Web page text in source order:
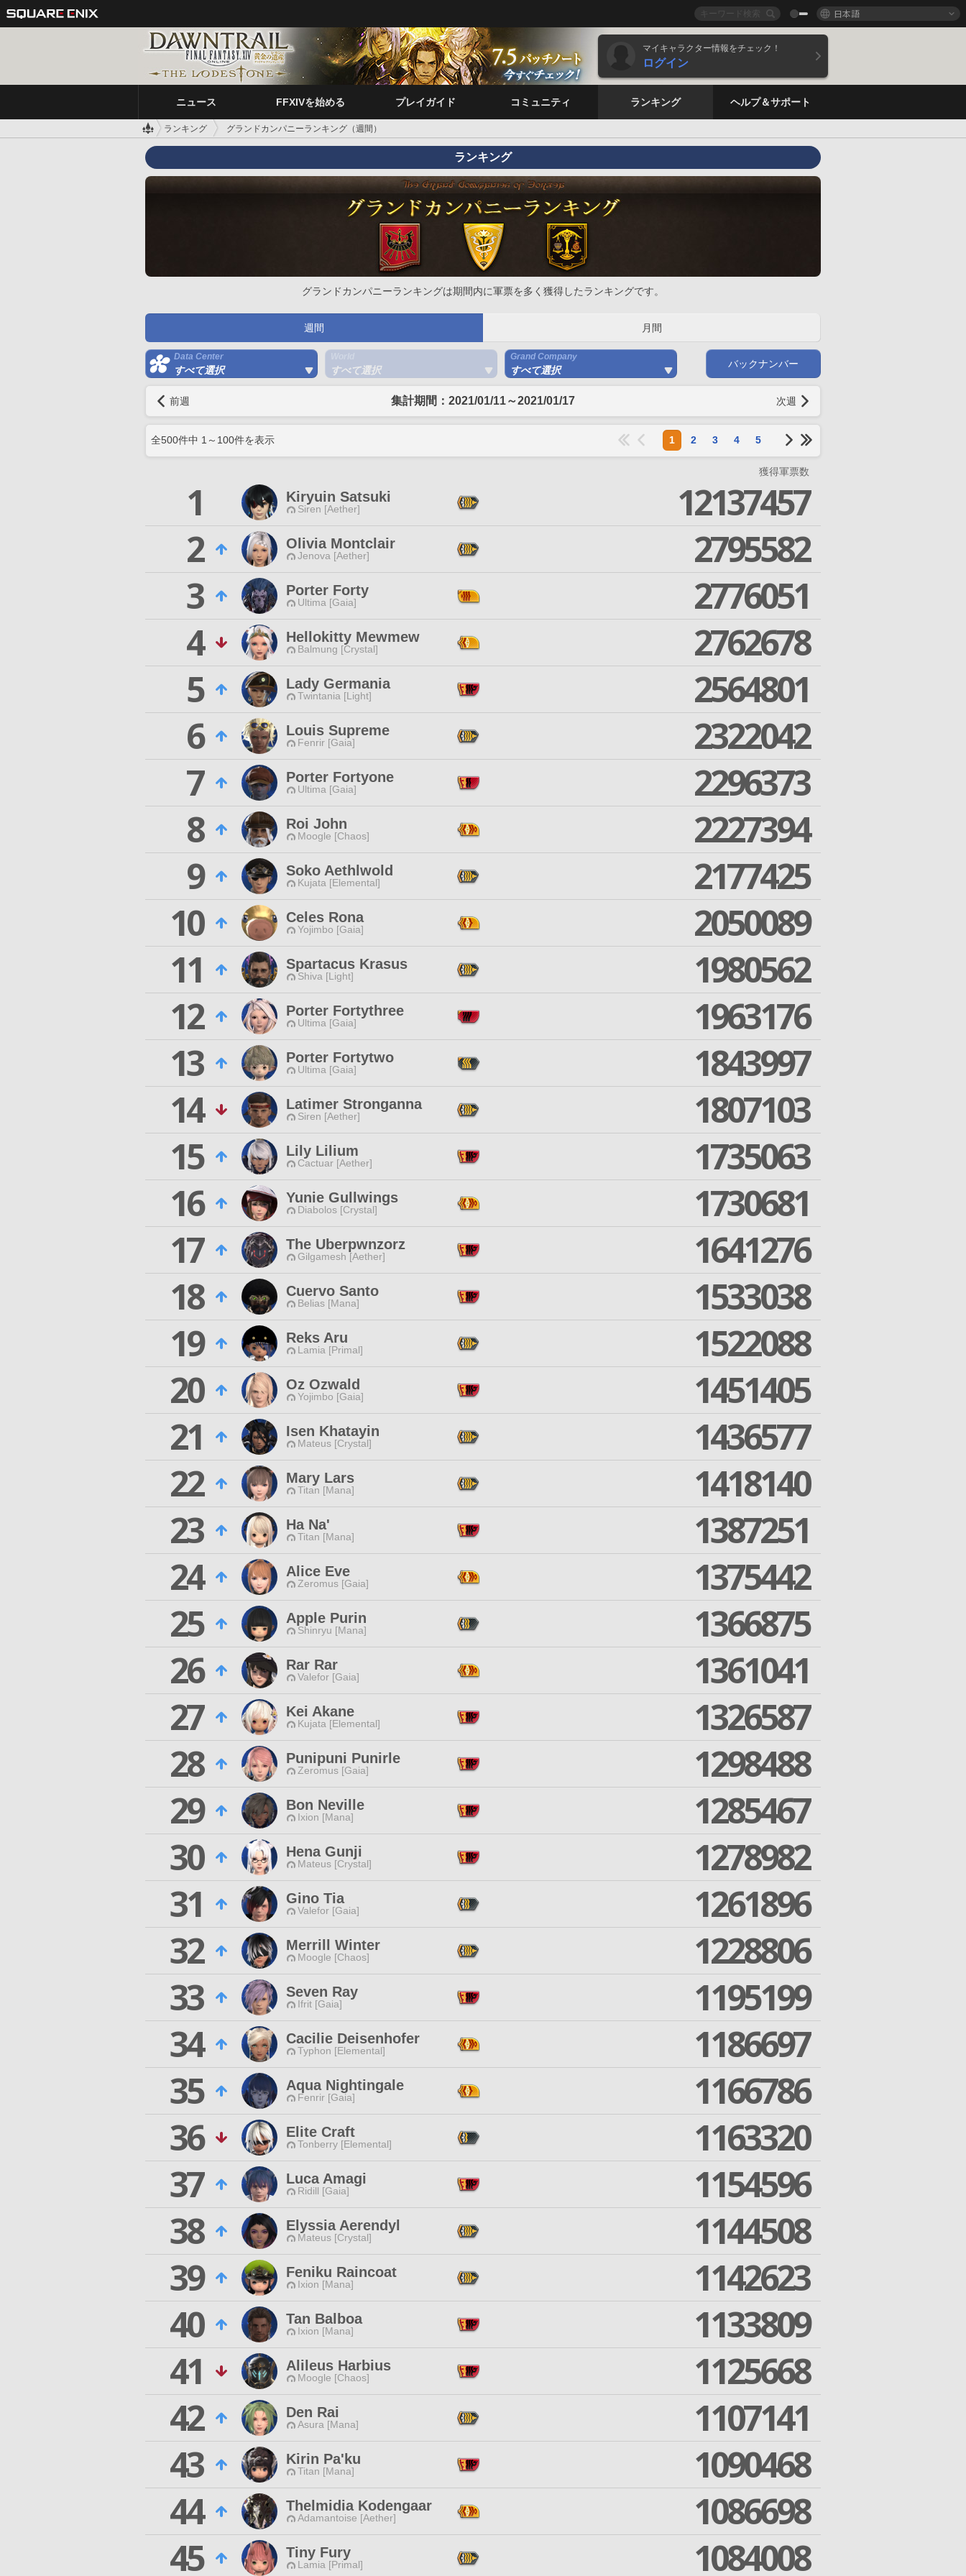
日本語
マイキャラクター情報をチェック！
ログイン
ニュース FFXIVを始める プレイガイド コミュニティ ランキング ヘルプ＆サポート
ランキング グランドカンパニーランキング（週間）
ランキング
グランドカンパニーランキングは期間内に軍票を多く獲得したランキングです。
週間 月間
Data Center
すべて選択 すべて選択
Grand Company
すべて選択
バックナンバー
前週 集計期間：2021/01/11～2021/01/17 次週
全500件中 1 ～ 100件を表示 1 2 3 4 5
獲得軍票数
1 Kiryuin Satsuki
Siren [Aether]
12137457
2
Olivia Montclair
Jenova [Aether]
2795582
3
Porter Forty
Ultima [Gaia]
2776051
4
Hellokitty Mewmew
Balmung [Crystal]
2762678
5
Lady Germania
Twintania [Light]
2564801
6
Louis Supreme
Fenrir [Gaia]
2322042
7
Porter Fortyone
Ultima [Gaia]
2296373
8
Roi John
Moogle [Chaos]
2227394
9
Soko Aethlwold
Kujata [Elemental]
2177425
10
Celes Rona
Yojimbo [Gaia]
2050089
11
Spartacus Krasus
Shiva [Light]
1980562
12
Porter Fortythree
Ultima [Gaia]
1963176
13
Porter Fortytwo
Ultima [Gaia]
1843997
14
Latimer Stronganna
Siren [Aether]
1807103
15
Lily Lilium
Cactuar [Aether]
1735063
16
Yunie Gullwings
Diabolos [Crystal]
1730681
17
The Uberpwnzorz
Gilgamesh [Aether]
1641276
18
Cuervo Santo
Belias [Mana]
1533038
19
Reks Aru
Lamia [Primal]
1522088
20
Oz Ozwald
Yojimbo [Gaia]
1451405
21
Isen Khatayin
Mateus [Crystal]
1436577
22
Mary Lars
Titan [Mana]
1418140
23
Ha Na'
Titan [Mana]
1387251
24
Alice Eve
Zeromus [Gaia]
1375442
25
Apple Purin
Shinryu [Mana]
1366875
26
Rar Rar
Valefor [Gaia]
1361041
27
Kei Akane
Kujata [Elemental]
1326587
28
Punipuni Punirle
Zeromus [Gaia]
1298488
29
Bon Neville
Ixion [Mana]
1285467
30
Hena Gunji
Mateus [Crystal]
1278982
31
Gino Tia
Valefor [Gaia]
1261896
32
Merrill Winter
Moogle [Chaos]
1228806
33
Seven Ray
Ifrit [Gaia]
1195199
34
Cacilie Deisenhofer
Typhon [Elemental]
1186697
35
Aqua Nightingale
Fenrir [Gaia]
1166786
36
Elite Craft
Tonberry [Elemental]
1163320
37
Luca Amagi
Ridill [Gaia]
1154596
38
Elyssia Aerendyl
Mateus [Crystal]
1144508
39
Feniku Raincoat
Ixion [Mana]
1142623
40
Tan Balboa
Ixion [Mana]
1133809
41
Alileus Harbius
Moogle [Chaos]
1125668
42
Den Rai
Asura [Mana]
1107141
43
Kirin Pa'ku
Titan [Mana]
1090468
44
Thelmidia Kodengaar
Adamantoise [Aether]
1086698
45
Tiny Fury
Lamia [Primal] 1084008